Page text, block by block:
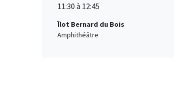
11:30 à 12:45
Îlot Bernard du Bois
Amphithéâtre